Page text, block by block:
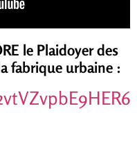
le Plaidoyer des
fabrique urbaine :